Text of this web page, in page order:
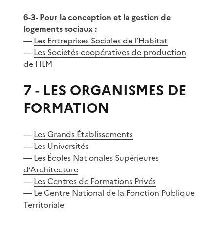
6-3- Pour la conception et la gestion de
logements sociaux :
— Les Entreprises Sociales de l’Habitat
— Les Sociétés coopératives de production
de HLM
7 - LES ORGANISMES DE
FORMATION
— Les Grands Établissements
— Les Universités
— Les Écoles Nationales Supérieures
d’Architecture
— Les Centres de Formations Privés
— Le Centre National de la Fonction Publique
Territoriale